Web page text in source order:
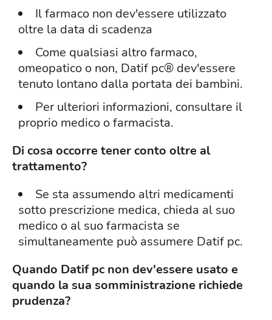
Il farmaco non dev'essere utilizzato
oltre la data di scadenza
Come qualsiasi altro farmaco,
omeopatico o non, Datif pc® dev'essere
tenuto lontano dalla portata dei bambini.
Per ulteriori informazioni, consultare il
proprio medico o farmacista.
Di cosa occorre tener conto oltre al
trattamento?
Se sta assumendo altri medicamenti
sotto prescrizione medica, chieda al suo
medico o al suo farmacista se
simultaneamente può assumere Datif pc.
Quando Datif pc non dev'essere usato e
quando la sua somministrazione richiede
prudenza?